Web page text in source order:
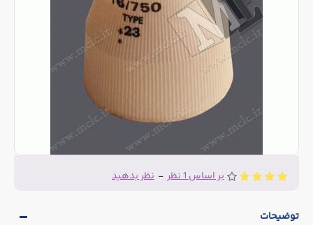
بر اساس 1 نظر - نظر بدهید
توضیحات